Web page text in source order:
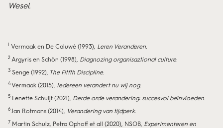
Wesel.
1 Vermaak en De Caluwé (1993), Leren Veranderen.
2 Argyris en Schön (1998), Diagnozing organisaztional culture.
3 Senge (1992), The Fitfth Discipline.
4Vermaak (2015), Iedereen verandert nu wij nog.
5 Lenette Schuijt (2021), Derde orde verandering: succesvol beïnvloeden.
6 Jan Rotmans (2014), Verandering van tijdperk.
7 Martin Schulz, Petra Ophoff et all (2020), NSOB, Experimenteren en